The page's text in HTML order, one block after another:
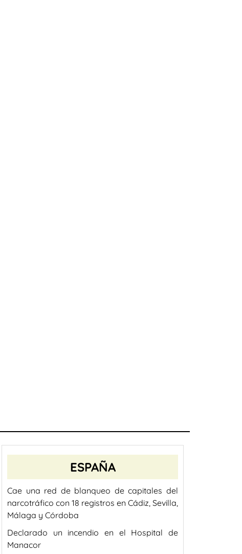
ESPAÑA
Cae una red de blanqueo de capitales del
narcotráfico con 18 registros en Cádiz, Sevilla,
Málaga y Córdoba
Declarado un incendio en el Hospital de
Manacor